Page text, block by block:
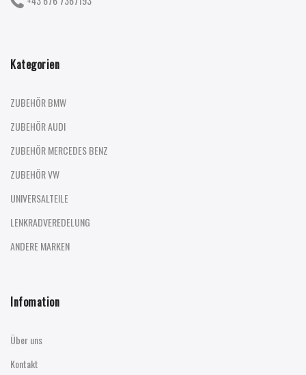
Kategorien
ZUBEHÖR BMW
ZUBEHÖR AUDI
ZUBEHÖR MERCEDES BENZ
ZUBEHÖR VW
UNIVERSALTEILE
LENKRADVEREDELUNG
ANDERE MARKEN
Infomation
Über uns
Kontakt